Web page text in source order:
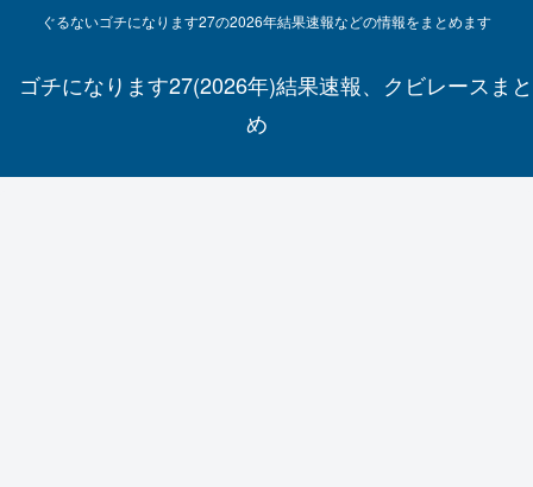
ぐるないゴチになります27の2026年結果速報などの情報をまとめます
ゴチになります27(2026年)結果速報、クビレースまと
め